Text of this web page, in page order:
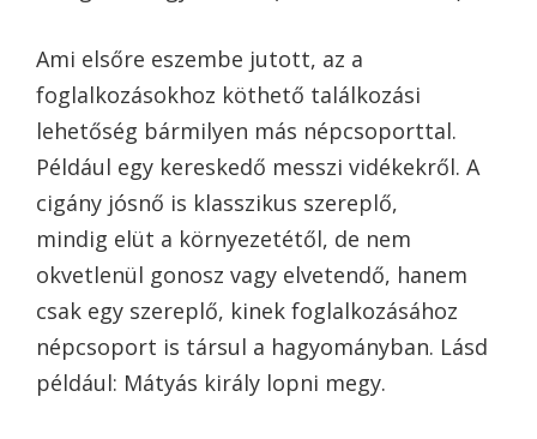
Ami elsőre eszembe jutott, az a
foglalkozásokhoz köthető találkozási
lehetőség bármilyen más népcsoporttal.
Például egy kereskedő messzi vidékekről. A
cigány jósnő is klasszikus szereplő,
mindig elüt a környezetétől, de nem
okvetlenül gonosz vagy elvetendő, hanem
csak egy szereplő, kinek foglalkozásához
népcsoport is társul a hagyományban. Lásd
például: Mátyás király lopni megy.